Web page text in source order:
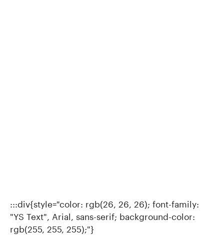
:::div{style="color: rgb(26, 26, 26); font-family:
"YS Text", Arial, sans-serif; background-color:
rgb(255, 255, 255);"}